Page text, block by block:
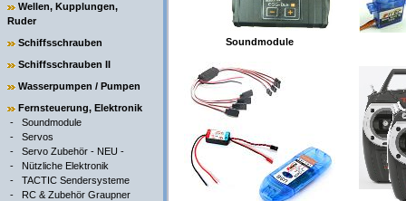
Wellen, Kupplungen,
Ruder
Schiffsschrauben
Schiffsschrauben II
Wasserpumpen / Pumpen
Fernsteuerung, Elektronik
- Soundmodule
- Servos
- Servo Zubehör - NEU -
- Nützliche Elektronik
- TACTIC Sendersysteme
- RC & Zubehör Graupner
Soundmodule